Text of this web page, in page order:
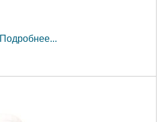
Подробнее...